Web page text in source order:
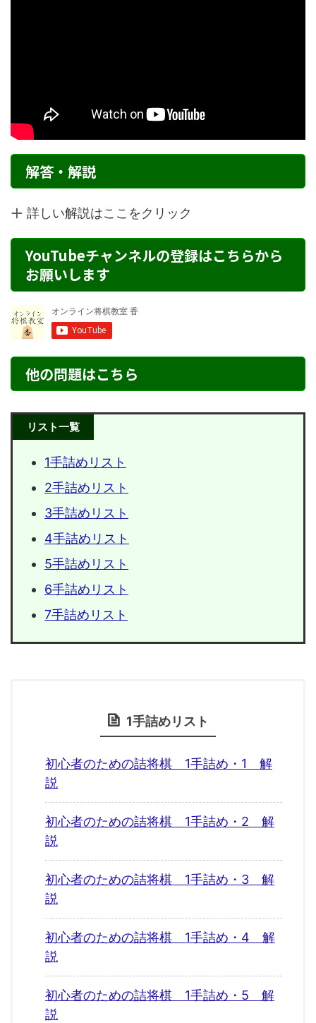
解答・解説
詳しい解説はここをクリック
YouTubeチャンネルの登録はこちらから
お願いします
他の問題はこちら
リスト一覧
1手詰めリスト
2手詰めリスト
3手詰めリスト
4手詰めリスト
5手詰めリスト
6手詰めリスト
7手詰めリスト
1手詰めリスト
初心者のための詰将棋 1手詰め・1 解
説
初心者のための詰将棋 1手詰め・2 解
説
初心者のための詰将棋 1手詰め・3 解
説
初心者のための詰将棋 1手詰め・4 解
説
初心者のための詰将棋 1手詰め・5 解
説